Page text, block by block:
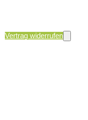
Vertrag widerrufen